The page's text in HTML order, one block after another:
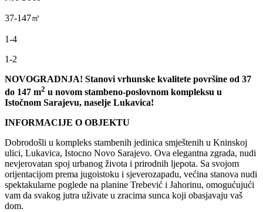
37-147㎡
1-4
1-2
NOVOGRADNJA! Stanovi vrhunske kvalitete površine od 37
do 147 m2 u novom stambeno-poslovnom kompleksu u
Istočnom Sarajevu, naselje Lukavica!
INFORMACIJE O OBJEKTU
Dobrodošli u kompleks stambenih jedinica smještenih u Kninskoj
ulici, Lukavica, Istocno Novo Sarajevo. Ova elegantna zgrada, nudi
nevjerovatan spoj urbanog života i prirodnih ljepota. Sa svojom
orijentacijom prema jugoistoku i sjeverozapadu, većina stanova nudi
spektakularne poglede na planine Trebević i Jahorinu, omogućujući
vam da svakog jutra uživate u zracima sunca koji obasjavaju vaš
dom.